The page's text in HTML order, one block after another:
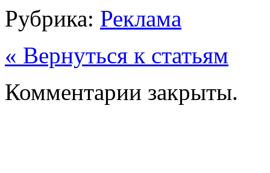
Рубрика: Реклама
« Вернуться к статьям
Комментарии закрыты.